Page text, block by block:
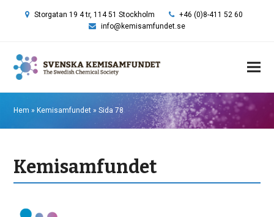
Storgatan 19 4 tr, 114 51 Stockholm
+46 (0)8-411 52 60
info@kemisamfundet.se
Hem » Kemisamfundet »Sida 78
Kemisamfundet